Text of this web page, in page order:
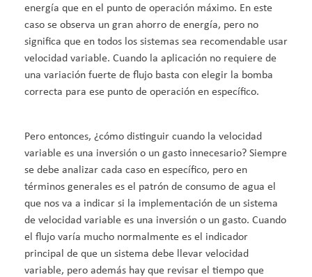
energía que en el punto de operación máximo. En este
caso se observa un gran ahorro de energía, pero no
significa que en todos los sistemas sea recomendable usar
velocidad variable. Cuando la aplicación no requiere de
una variación fuerte de flujo basta con elegir la bomba
correcta para ese punto de operación en específico.
Pero entonces, ¿cómo distinguir cuando la velocidad
variable es una inversión o un gasto innecesario? Siempre
se debe analizar cada caso en específico, pero en
términos generales es el patrón de consumo de agua el
que nos va a indicar si la implementación de un sistema
de velocidad variable es una inversión o un gasto. Cuando
el flujo varía mucho normalmente es el indicador
principal de que un sistema debe llevar velocidad
variable, pero además hay que revisar el tiempo que